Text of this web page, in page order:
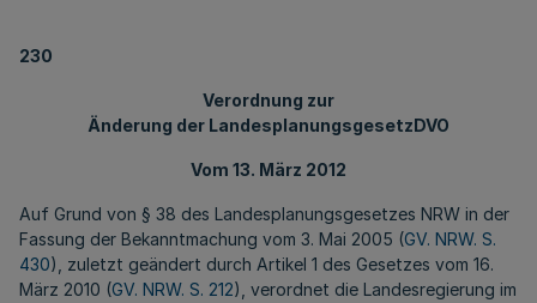
230
Verordnung zur
Änderung der LandesplanungsgesetzDVO
Vom 13. März 2012
Auf Grund von § 38 des Landesplanungsgesetzes NRW in der
Fassung der Bekanntmachung vom 3. Mai 2005 (GV. NRW. S.
430), zuletzt geändert durch Artikel 1 des Gesetzes vom 16.
März 2010 (GV. NRW. S. 212), verordnet die Landesregierung im